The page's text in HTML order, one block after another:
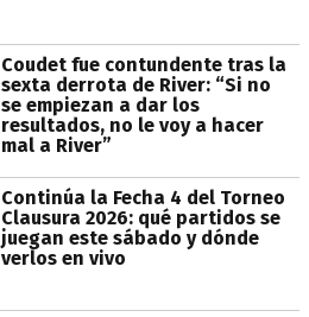
Coudet fue contundente tras la
sexta derrota de River: “Si no
se empiezan a dar los
resultados, no le voy a hacer
mal a River”
Continúa la Fecha 4 del Torneo
Clausura 2026: qué partidos se
juegan este sábado y dónde
verlos en vivo